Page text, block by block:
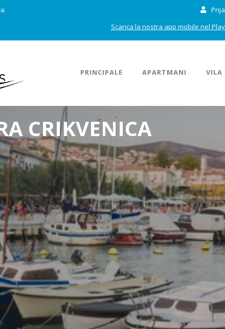
Scarica la nostra app mobile nel
PRINCIPALE APARTMANI VILA
CRIKVENICA